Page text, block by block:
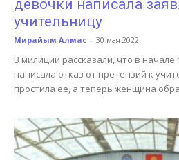
девочки написала
учительницу
Мирайым Алмас - 30 мая 2022
В милиции рассказали, что в
написала отказ от претензий к
простила ее, а теперь женщина